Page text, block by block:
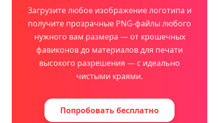
Загрузите любое изображение логотипа и
получите прозрачные PNG-файлы любого
нужного вам размера — от крошечных
фавиконов до материалов для печати
высокого разрешения — с идеально
чистыми краями.
Попробовать бесплатно